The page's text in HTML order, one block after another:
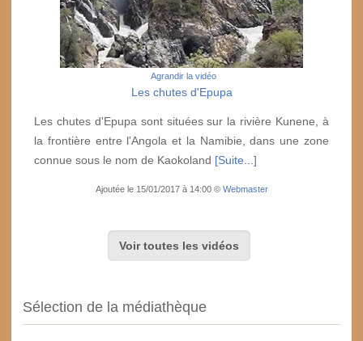
Agrandir la vidéo
Les chutes d'Epupa
Les chutes d'Epupa sont situées sur la rivière Kunene, à
la frontière entre l'Angola et la Namibie, dans une zone
connue sous le nom de Kaokoland [Suite...]
Ajoutée le 15/01/2017 à 14:00 © Webmaster
Voir toutes les vidéos
Sélection de la médiathèque